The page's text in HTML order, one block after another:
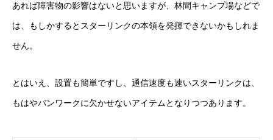
あれば障害物の影響はないと思いますが、林間キャンプ場などで
は、もしかするとスターリンクの本領を発揮できないかもしれま
せん。
とはいえ、設置も簡単ですし、通信速度も速いスターリンクは、
もはやバンワークに欠かせないアイテムとなりつつあります。